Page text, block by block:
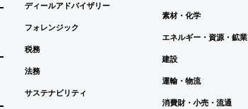
ディールアドバイザリー
フォレンジック
税務
法務
サステナビリティ
素材・化学
エネルギー・資源・鉱業
建設
運輸・物流
消費財・小売・流通